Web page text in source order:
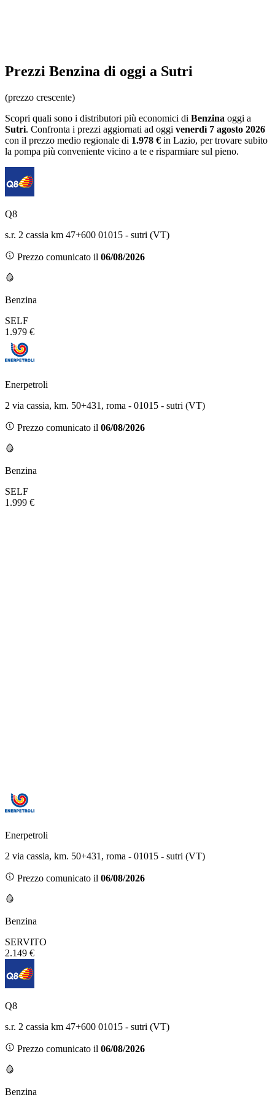
Prezzi Benzina di oggi a Sutri
(prezzo crescente)
Scopri quali sono i distributori più economici di Benzina oggi a
Sutri. Confronta i prezzi aggiornati ad oggi venerdì 7 agosto 2026
con il prezzo medio regionale di 1.978 € in Lazio, per trovare subito
la pompa più conveniente vicino a te e risparmiare sul pieno.
Q8
s.r. 2 cassia km 47+600 01015 - sutri (VT)
Prezzo comunicato il 06/08/2026
Benzina
SELF
1.979 €
Enerpetroli
2 via cassia, km. 50+431, roma - 01015 - sutri (VT)
Prezzo comunicato il 06/08/2026
Benzina
SELF
1.999 €
Enerpetroli
2 via cassia, km. 50+431, roma - 01015 - sutri (VT)
Prezzo comunicato il 06/08/2026
Benzina
SERVITO
2.149 €
Q8
s.r. 2 cassia km 47+600 01015 - sutri (VT)
Prezzo comunicato il 06/08/2026
Benzina